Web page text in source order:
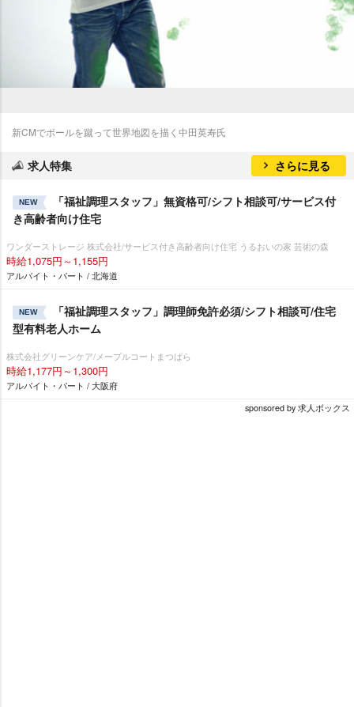
新CMでボールを蹴って世界地図を描く中田英寿氏
求人特集 さらに見る
NEW
「福祉調理スタッフ」無資格可/シフト相談可/サービス付
き高齢者向け住宅
ワンダーストレージ 株式会社/サービス付き高齢者向け住宅 うるおいの家 芸術の森
時給1,075円～1,155円
アルバイト・パート / 北海道
NEW
「福祉調理スタッフ」調理師免許必須/シフト相談可/住宅
型有料老人ホーム
株式会社グリーンケア/メープルコートまつばら
時給1,177円～1,300円
アルバイト・パート / 大阪府
sponsored by 求人ボックス